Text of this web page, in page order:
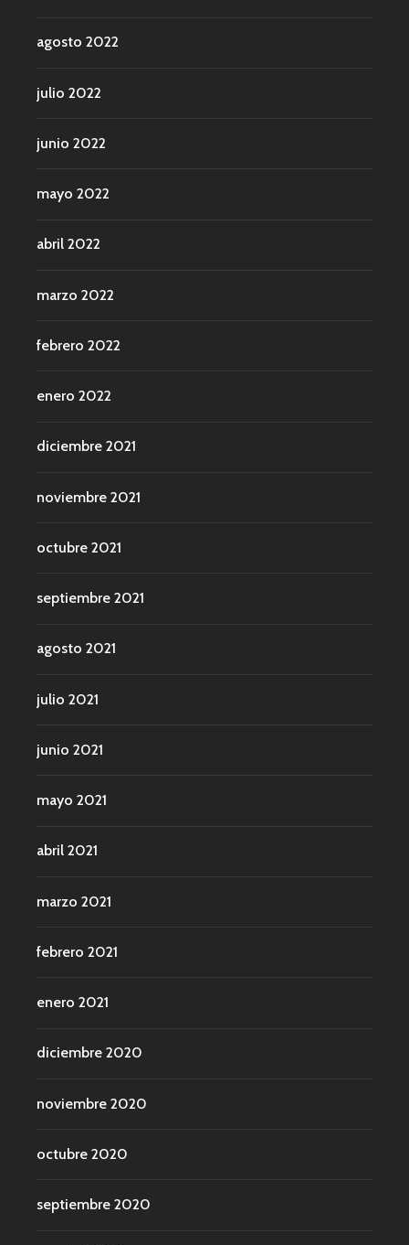
agosto 2022
julio 2022
junio 2022
mayo 2022
abril 2022
marzo 2022
febrero 2022
enero 2022
diciembre 2021
noviembre 2021
octubre 2021
septiembre 2021
agosto 2021
julio 2021
junio 2021
mayo 2021
abril 2021
marzo 2021
febrero 2021
enero 2021
diciembre 2020
noviembre 2020
octubre 2020
septiembre 2020